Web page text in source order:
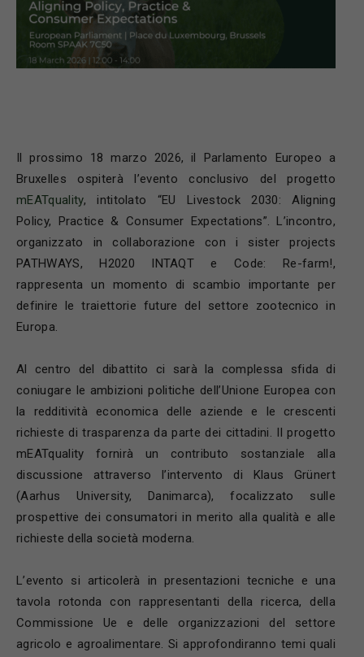
Il prossimo 18 marzo 2026, il Parlamento Europeo a
Bruxelles ospiterà l’evento conclusivo del progetto
mEATquality, intitolato “EU Livestock 2030: Aligning
Policy, Practice & Consumer Expectations”. L’incontro,
organizzato in collaborazione con i sister projects
PATHWAYS, H2020 INTAQT e Code: Re-farm!,
rappresenta un momento di scambio importante per
definire le traiettorie future del settore zootecnico in
Europa.
Al centro del dibattito ci sarà la complessa sfida di
coniugare le ambizioni politiche dell’Unione Europea con
la redditività economica delle aziende e le crescenti
richieste di trasparenza da parte dei cittadini. Il progetto
mEATquality fornirà un contributo sostanziale alla
discussione attraverso l’intervento di Klaus Grünert
(Aarhus University, Danimarca), focalizzato sulle
prospettive dei consumatori in merito alla qualità e alle
richieste della società moderna.
L’evento si articolerà in presentazioni tecniche e una
tavola rotonda con rappresentanti della ricerca, della
Commissione Ue e delle organizzazioni del settore
agricolo e agroalimentare. Si approfondiranno temi quali